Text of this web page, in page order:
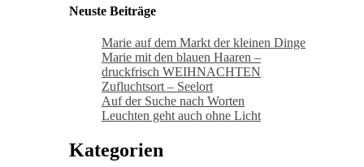
Neuste Beiträge
Marie auf dem Markt der kleinen Dinge
Marie mit den blauen Haaren –
druckfrisch WEIHNACHTEN
Zufluchtsort – Seelort
Auf der Suche nach Worten
Leuchten geht auch ohne Licht
Kategorien